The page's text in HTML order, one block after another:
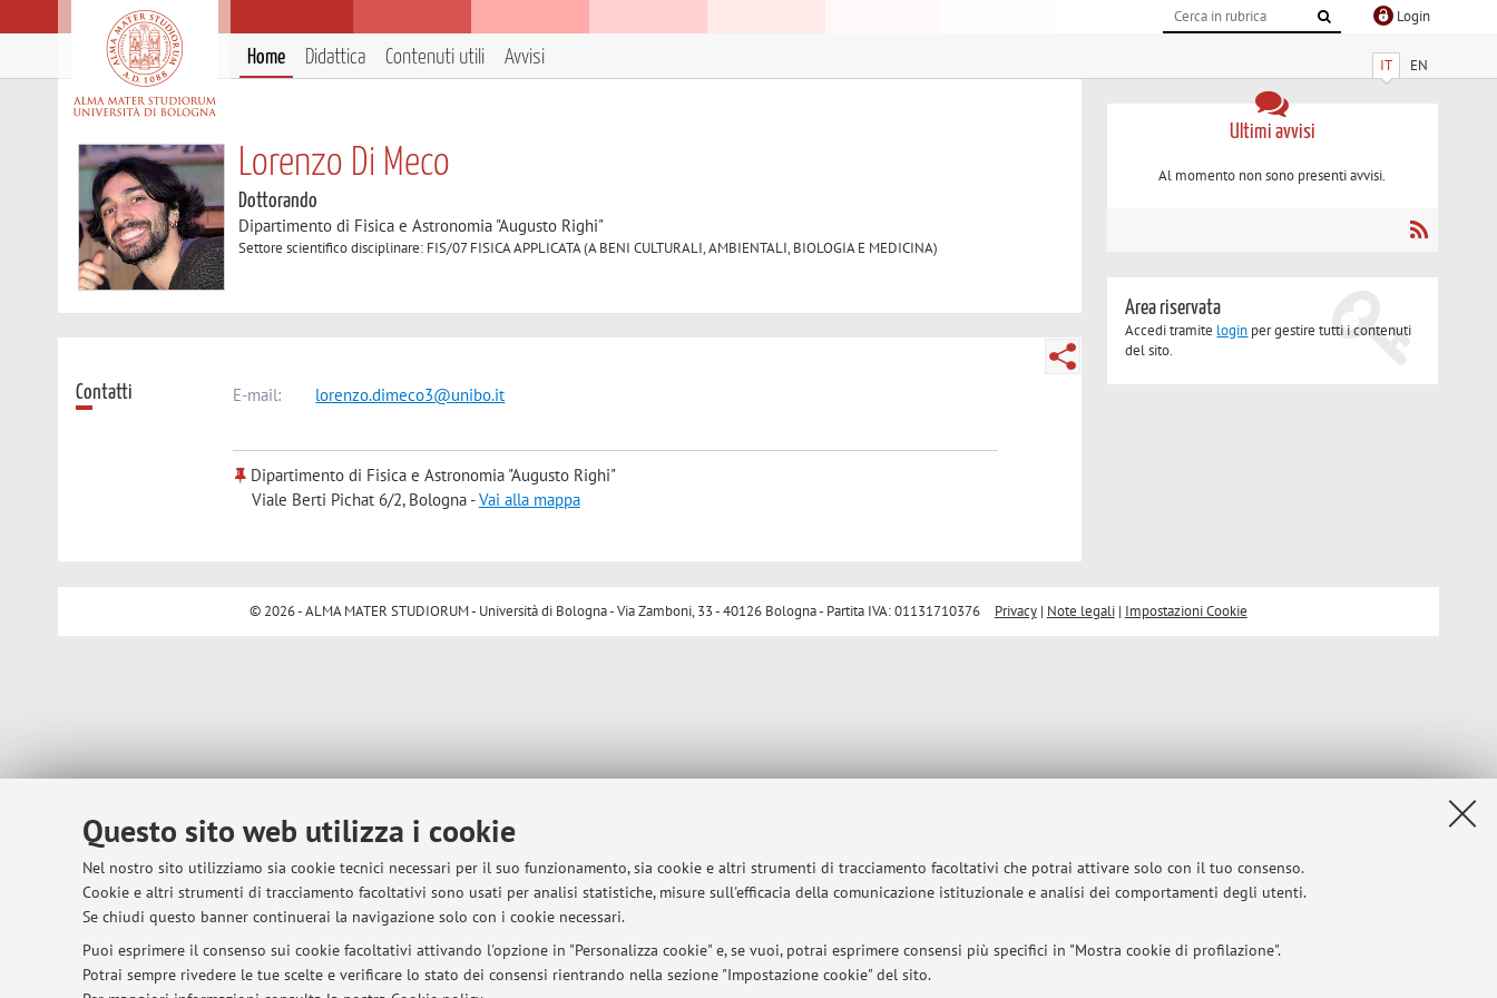
Questo sito web utilizza i cookie
Nel nostro sito utilizziamo sia cookie tecnici necessari per il suo funzionamento, sia cookie e altri strumenti di tracciamento facoltativi che potrai attivare solo con il tuo consenso.
Cookie e altri strumenti di tracciamento facoltativi sono usati per analisi statistiche, misure sull'efficacia della comunicazione istituzionale e analisi dei comportamenti degli utenti.
Se chiudi questo banner continuerai la navigazione solo con i cookie necessari.
Puoi esprimere il consenso sui cookie facoltativi attivando l'opzione in "Personalizza cookie" e, se vuoi, potrai esprimere consensi più specifici in "Mostra cookie di profilazione".
Potrai sempre rivedere le tue scelte e verificare lo stato dei consensi rientrando nella sezione "Impostazione cookie" del sito.
Login
IT EN
Home Didattica Contenuti utili Avvisi
Lorenzo Di Meco
Dottorando
Dipartimento di Fisica e Astronomia "Augusto Righi"
Settore scientifico disciplinare: FIS/07 FISICA APPLICATA (A BENI CULTURALI, AMBIENTALI, BIOLOGIA E MEDICINA)
Contatti E-mail: lorenzo.dimeco3@unibo.it
Dipartimento di Fisica e Astronomia "Augusto Righi"
Viale Berti Pichat 6/2, Bologna -Vai alla mappa
Ultimi avvisi
Al momento non sono presenti avvisi.
Area riservata
Accedi tramite login per gestire tutti i contenuti
del sito.
© 2026 - ALMA MATER STUDIORUM - Università di Bologna - Via Zamboni, 33 - 40126 Bologna - Partita IVA: 01131710376 Privacy| Note legali| Impostazioni Cookie